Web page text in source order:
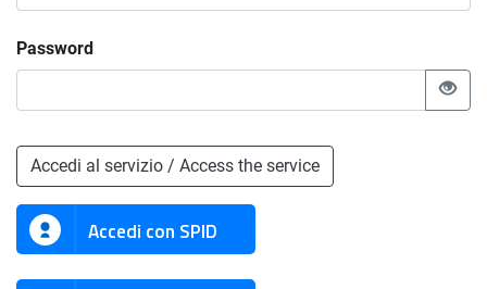
Password
Accedi al servizio / Access the service
Accedi con SPID